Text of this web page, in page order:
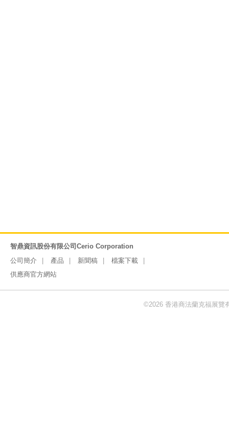
智鼎資訊股份有限公司Cerio Corporation
公司簡介
產品 新聞稿
檔案下載
供應商官方網站
©2026 香港商法蘭克福展覽